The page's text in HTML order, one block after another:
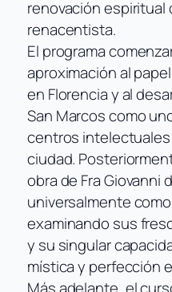
renovación
renacentista.
El programa
aproximación al
en Florencia y al
San Marcos como
centros
ciudad.
obra de Fra Giovanni
universalmente
examinando sus
y su singular
mística y perfección